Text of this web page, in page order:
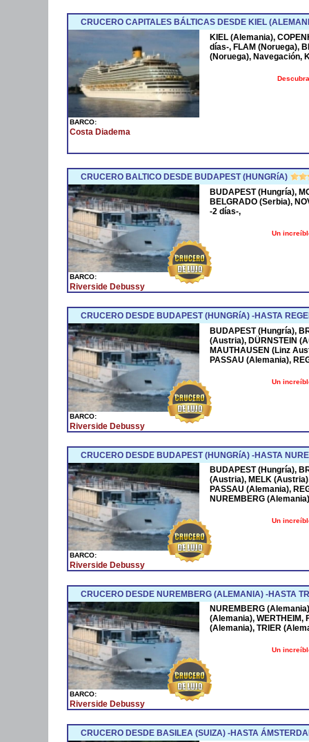
CRUCERO CAPITALES BÁLTICAS DESDE KIEL
BARCO:
Costa Diadema
KIEL (Alemania),
días-, FLAM (Noruega),
(Noruega), Navegación,
CRUCERO BALTICO DESDE BUDAPEST (HUNGRíA)
BARCO:
Riverside Debussy
BUDAPEST (Hungría),
BELGRADO (Serbia),
-2 días-,
Un
CRUCERO DESDE BUDAPEST (HUNGRíA) -HASTA
BARCO:
Riverside Debussy
BUDAPEST (Hungría),
(Austria), DÜRNSTEIN
MAUTHAUSEN (Linz
PASSAU (Alemania),
Un
CRUCERO DESDE BUDAPEST (HUNGRíA) -HASTA
BARCO:
Riverside Debussy
BUDAPEST (Hungría),
(Austria), MELK
PASSAU (Alemania),
NUREMBERG
Un
CRUCERO DESDE NUREMBERG (ALEMANIA) -HASTA
BARCO:
Riverside Debussy
NUREMBERG
(Alemania), WERTHEIM,
(Alemania), TRIER
Un
CRUCERO DESDE BASILEA (SUIZA) -HASTA